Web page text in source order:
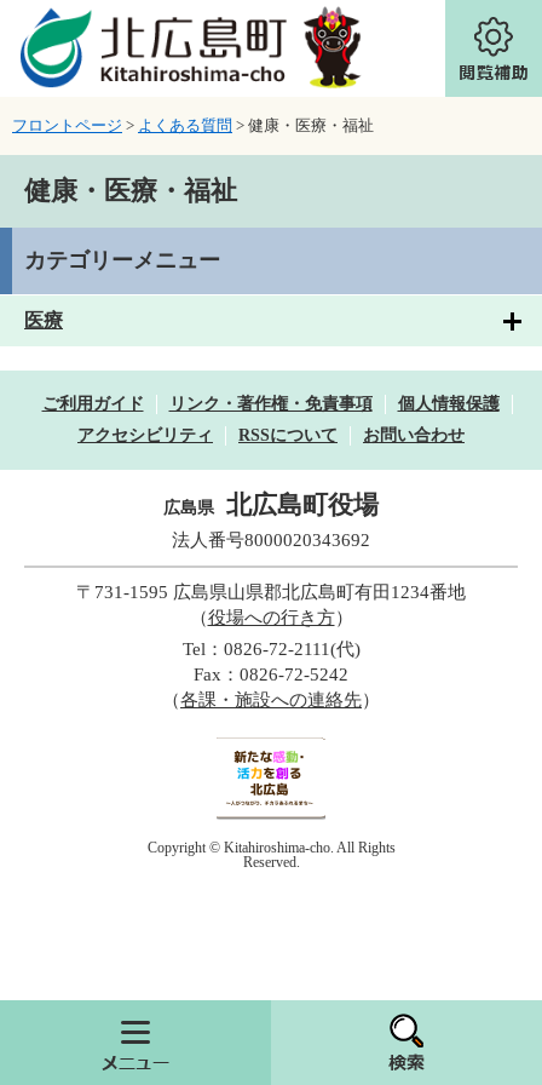
ページの先頭です。
メニューを飛ばして本文へ
検索
フロントページ > よくある質問 > 健康・医療・福祉
健康・医療・福祉
カテゴリーメニュー
医療
ご利用ガイド リンク・著作権・免責事項
個人情報保護
アクセシビリティ
RSSについて お問い合わせ
広島県 北広島町役場
法人番号8000020343692
〒731-1595 広島県山県郡北広島町有田1234番地
（役場への行き方）
Tel：0826-72-2111(代)
Fax：0826-72-5242
（各課・施設への連絡先）
Copyright © Kitahiroshima-cho. All Rights
Reserved.